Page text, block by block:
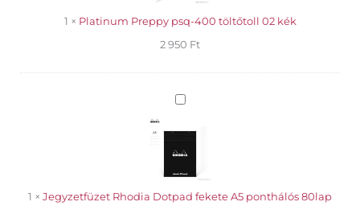
kék
1 × Platinum Preppy psq-400 töltőtoll 02 kék
2 950 Ft
Jegyzetfüzet
Dotpad
ponthálós
80lap
1 × Jegyzetfüzet Rhodia Dotpad fekete A5 ponthálós 80lap